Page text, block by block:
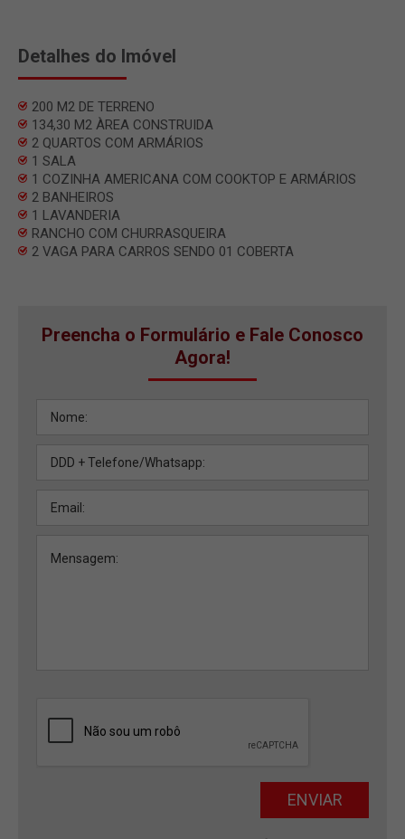
Detalhes do Imóvel
200 M2 DE TERRENO
134,30 M2 ÀREA CONSTRUIDA
2 QUARTOS COM ARMÁRIOS
1 SALA
1 COZINHA AMERICANA COM COOKTOP E ARMÁRIOS
2 BANHEIROS
1 LAVANDERIA
RANCHO COM CHURRASQUEIRA
2 VAGA PARA CARROS SENDO 01 COBERTA
Preencha o Formulário e Fale Conosco
Agora!